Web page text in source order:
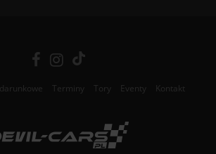
Terminy Tory Eventy Kontakt